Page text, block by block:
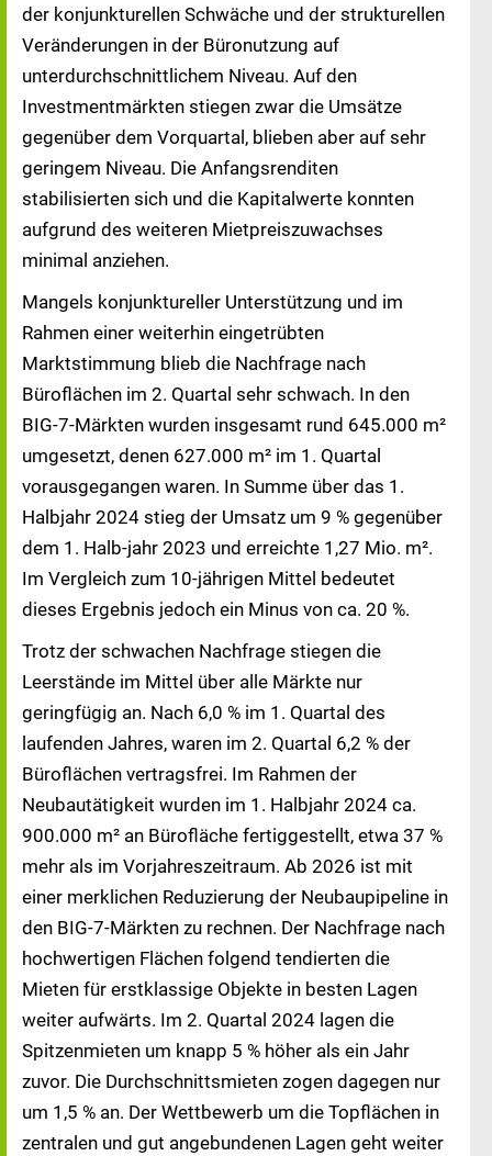
der konjunkturellen Schwäche und der strukturellen
Veränderungen in der Büronutzung auf
unterdurchschnittlichem Niveau. Auf den
Investmentmärkten stiegen zwar die Umsätze
gegenüber dem Vorquartal, blieben aber auf sehr
geringem Niveau. Die Anfangsrenditen
stabilisierten sich und die Kapitalwerte konnten
aufgrund des weiteren Mietpreiszuwachses
minimal anziehen.
Mangels konjunktureller Unterstützung und im
Rahmen einer weiterhin eingetrübten
Marktstimmung blieb die Nachfrage nach
Büroflächen im 2. Quartal sehr schwach. In den
BIG-7-Märkten wurden insgesamt rund 645.000 m²
umgesetzt, denen 627.000 m² im 1. Quartal
vorausgegangen waren. In Summe über das 1.
Halbjahr 2024 stieg der Umsatz um 9 % gegenüber
dem 1. Halb-jahr 2023 und erreichte 1,27 Mio. m².
Im Vergleich zum 10-jährigen Mittel bedeutet
dieses Ergebnis jedoch ein Minus von ca. 20 %.
Trotz der schwachen Nachfrage stiegen die
Leerstände im Mittel über alle Märkte nur
geringfügig an. Nach 6,0 % im 1. Quartal des
laufenden Jahres, waren im 2. Quartal 6,2 % der
Büroflächen vertragsfrei. Im Rahmen der
Neubautätigkeit wurden im 1. Halbjahr 2024 ca.
900.000 m² an Bürofläche fertiggestellt, etwa 37 %
mehr als im Vorjahreszeitraum. Ab 2026 ist mit
einer merklichen Reduzierung der Neubaupipeline in
den BIG-7-Märkten zu rechnen. Der Nachfrage nach
hochwertigen Flächen folgend tendierten die
Mieten für erstklassige Objekte in besten Lagen
weiter aufwärts. Im 2. Quartal 2024 lagen die
Spitzenmieten um knapp 5 % höher als ein Jahr
zuvor. Die Durchschnittsmieten zogen dagegen nur
um 1,5 % an. Der Wettbewerb um die Topflächen in
zentralen und gut angebundenen Lagen geht weiter